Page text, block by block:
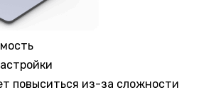
повыситься из-за сложности